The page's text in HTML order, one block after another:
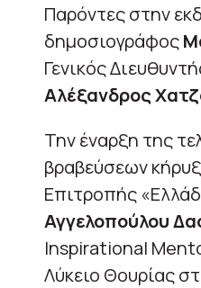
Παρόντες στην
δημοσιογράφος
Γενικός
Αλέξανδρος
Την έναρξη της
βραβεύσεων
Επιτροπής
Αγγελοπούλου
Inspirational
Λύκειο Θουρίας